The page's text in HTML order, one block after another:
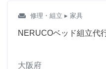
weekend 修理・組立 ▸ 家具
NERUCOベッド組立代
大阪府